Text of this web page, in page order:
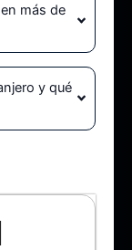
más de
y qué